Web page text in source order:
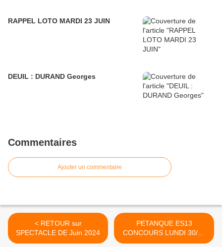
RAPPEL LOTO MARDI 23 JUIN
DEUIL : DURAND Georges
Commentaires
Ajouter un commentaire
< RETOUR sur
SPECTACLE DE Juin 2024
PETANQUE ES13
CONCOURS LUNDI 30/09
>